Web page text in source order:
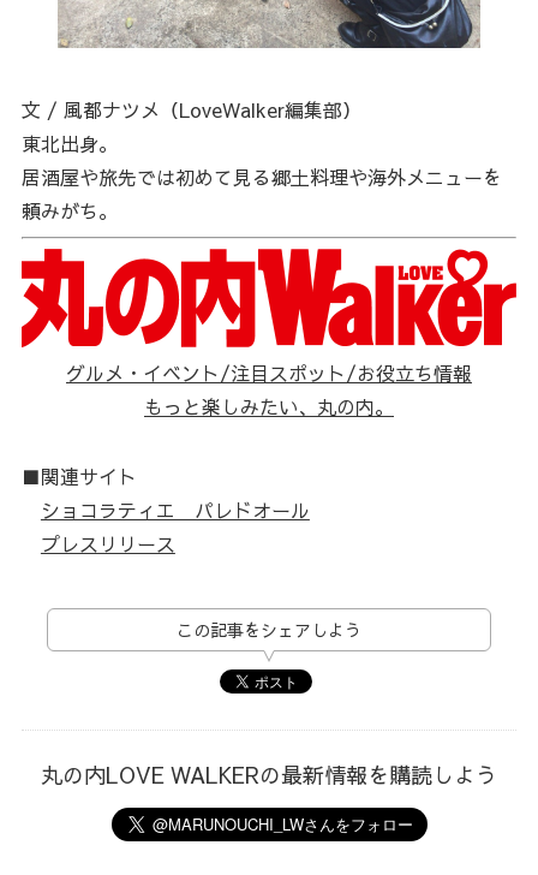
文 / 風都ナツメ（LoveWalker編集部）
東北出身。
居酒屋や旅先では初めて見る郷土料理や海外メニューを
頼みがち。
グルメ・イベント/注目スポット/お役立ち情報
もっと楽しみたい、丸の内。
■関連サイト
ショコラティエ パレドオール
プレスリリース
この記事をシェアしよう
丸の内LOVE WALKERの最新情報を購読しよう